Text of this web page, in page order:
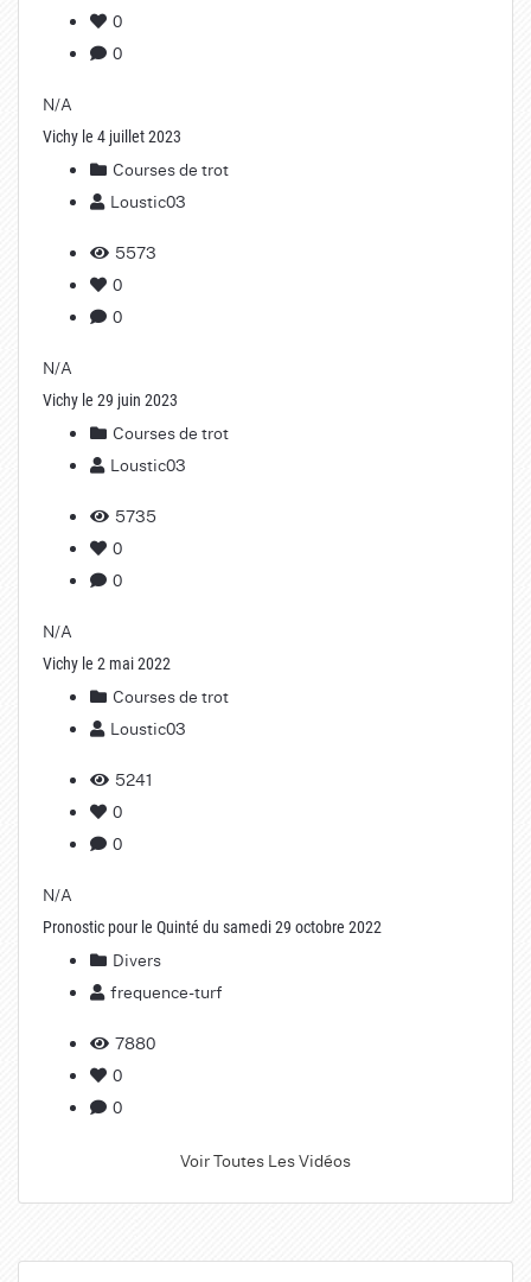
0
0
N/A
Vichy le 4 juillet 2023
Courses de trot
Loustic03
5573
0
0
N/A
Vichy le 29 juin 2023
Courses de trot
Loustic03
5735
0
0
N/A
Vichy le 2 mai 2022
Courses de trot
Loustic03
5241
0
0
N/A
Pronostic pour le Quinté du samedi 29 octobre 2022
Divers
frequence-turf
7880
0
0
Voir Toutes Les Vidéos